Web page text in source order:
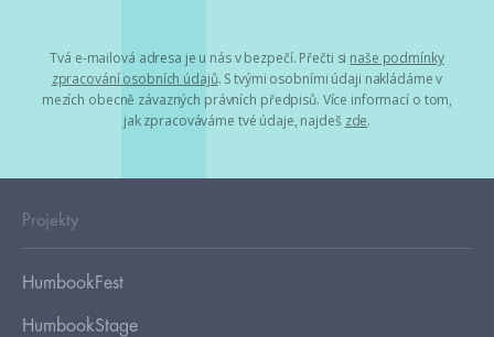
Tvá e-mailová adresa je u nás v bezpečí. Přečti si naše podmínky
zpracování osobních údajů. S tvými osobními údaji nakládáme v
mezích obecně závazných právních předpisů. Více informací o tom,
jak zpracováváme tvé údaje, najdeš zde.
Projekty
HumbookFest
HumbookStage